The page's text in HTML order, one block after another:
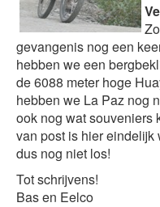
gevangenis nog een
hebben we een
de 6088 meter hoge
hebben we La Paz nog
ook nog wat souveniers
van post is hier eindelijk
dus nog niet los!
Tot schrijvens!
Bas en Eelco